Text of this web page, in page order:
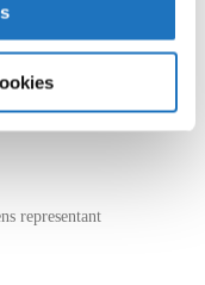
representant